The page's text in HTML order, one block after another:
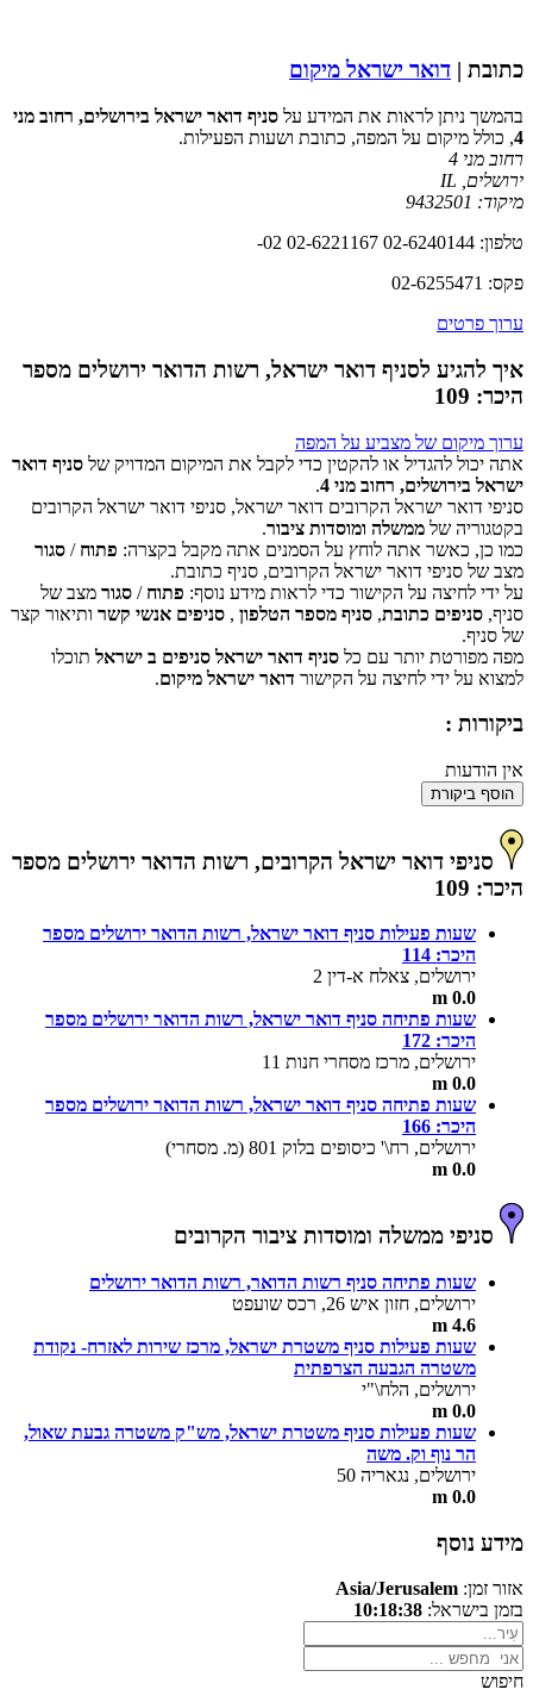
כתובת | דואר ישראל מיקום
בהמשך ניתן לראות את המידע על סניף דואר ישראל בירושלים, רחוב מני
4, כולל מיקום על המפה, כתובת ושעות הפעילות.
רחוב מני 4
ירושלים IL
מיקוד: 9432501
טלפון: 02-6240144 02-6221167 02-
פקס: 02-6255471
ערוך פרטים
איך להגיע לסניף דואר ישראל, רשות הדואר ירושלים מספר
היכר: 109
‏דף זה לא יכול לטעון את מפות Google כראוי.
האם האתר הזה בבעלותך? אישור
ערוך מיקום של מצביע על המפה
אתה יכול להגדיל או להקטין כדי לקבל את המיקום המדויק של סניף דואר
ישראל בירושלים, רחוב מני 4
.
סניפי דואר ישראל הקרובים דואר ישראל, סניפי דואר ישראל הקרובים
בקטגוריה של ממשלה ומוסדות ציבור.
כמו כן, כאשר אתה לוחץ על הסמנים אתה מקבל בקצרה: פתוח / סגור
מצב של סניפי דואר ישראל הקרובים, סניף כתובת.
על ידי לחיצה על הקישור כדי לראות מידע נוסף: פתוח / סגור מצב של
סניף, סניפים כתובת, סניף מספר הטלפון , סניפים אנשי קשר ותיאור קצר
של סניף.
מפה מפורטת יותר עם כל סניף דואר ישראל סניפים ב ישראל תוכלו
למצוא על ידי לחיצה על הקישור דואר ישראל מיקום.
ביקורות :
אין הודעות
הוסף ביקורת
סניפי דואר ישראל הקרובים, רשות הדואר ירושלים מספר
היכר: 109
שעות פעילות סניף דואר ישראל, רשות הדואר ירושלים מספר
היכר: 114
ירושלים, צאלח א-דין 2
0.0 m
שעות פתיחה סניף דואר ישראל, רשות הדואר ירושלים מספר
היכר: 172
ירושלים, מרכז מסחרי חנות 11
0.0 m
שעות פתיחה סניף דואר ישראל, רשות הדואר ירושלים מספר
היכר: 166
ירושלים, רח\' כיסופים בלוק 801 (מ. מסחרי)
0.0 m
סניפי ממשלה ומוסדות ציבור הקרובים
שעות פתיחה סניף רשות הדואר, רשות הדואר ירושלים
ירושלים, חזון איש 26, רכס שועפט
4.6 m
שעות פעילות סניף משטרת ישראל, מרכז שירות לאזרח- נקודת
משטרה הגבעה הצרפתית
ירושלים, הלח\"י
0.0 m
שעות פעילות סניף משטרת ישראל, מש"ק משטרה גבעת שאול,
הר נוף וק. משה
ירושלים, נגאריה 50
0.0 m
מידע נוסף
אזור זמן: Asia/Jerusalem
בזמן בישראל: 10:18:38
חיפוש